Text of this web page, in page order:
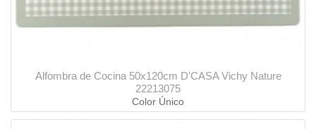
Alfombra de Cocina 50x120cm D'CASA Vichy Nature
22213075
Color Único